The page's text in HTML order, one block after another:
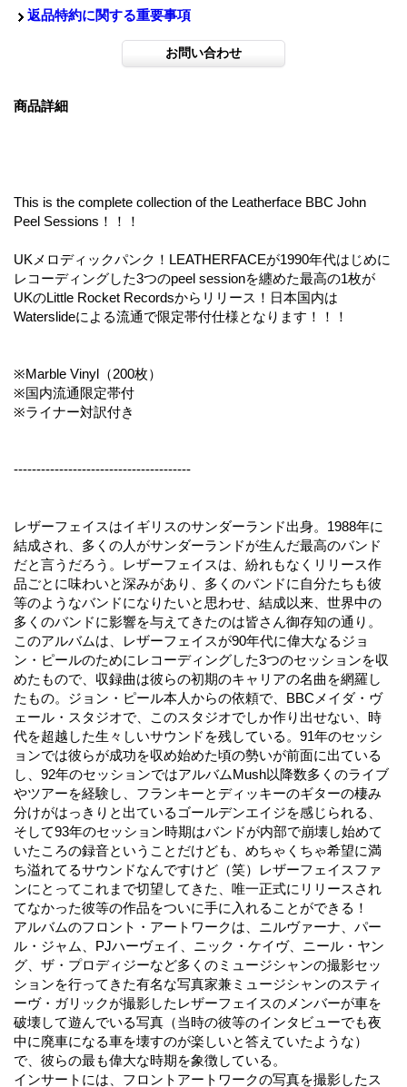
返品特約に関する重要事項
商品詳細
This is the complete collection of the Leatherface BBC John
Peel Sessions！！！
UKメロディックパンク！LEATHERFACEが1990年代はじめに
レコーディングした3つのpeel sessionを纏めた最高の1枚が
UKのLittle Rocket Recordsからリリース！日本国内は
Waterslideによる流通で限定帯付仕様となります！！！
※Marble Vinyl（200枚）
※国内流通限定帯付
※ライナー対訳付き
---------------------------------------
レザーフェイスはイギリスのサンダーランド出身。1988年に
結成され、多くの人がサンダーランドが生んだ最高のバンド
だと言うだろう。レザーフェイスは、紛れもなくリリース作
品ごとに味わいと深みがあり、多くのバンドに自分たちも彼
等のようなバンドになりたいと思わせ、結成以来、世界中の
多くのバンドに影響を与えてきたのは皆さん御存知の通り。
このアルバムは、レザーフェイスが90年代に偉大なるジョ
ン・ピールのためにレコーディングした3つのセッションを収
めたもので、収録曲は彼らの初期のキャリアの名曲を網羅し
たもの。ジョン・ピール本人からの依頼で、BBCメイダ・ヴ
ェール・スタジオで、このスタジオでしか作り出せない、時
代を超越した生々しいサウンドを残している。91年のセッシ
ョンでは彼らが成功を収め始めた頃の勢いが前面に出ている
し、92年のセッションではアルバムMush以降数多くのライブ
やツアーを経験し、フランキーとディッキーのギターの棲み
分けがはっきりと出ているゴールデンエイジを感じられる、
そして93年のセッション時期はバンドが内部で崩壊し始めて
いたころの録音ということだけども、めちゃくちゃ希望に満
ち溢れてるサウンドなんですけど（笑）レザーフェイスファ
ンにとってこれまで切望してきた、唯一正式にリリースされ
てなかった彼等の作品をついに手に入れることができる！
アルバムのフロント・アートワークは、ニルヴァーナ、パー
ル・ジャム、PJハーヴェイ、ニック・ケイヴ、ニール・ヤン
グ、ザ・プロディジーなど多くのミュージシャンの撮影セッ
ションを行ってきた有名な写真家兼ミュージシャンのスティ
ーヴ・ガリックが撮影したレザーフェイスのメンバーが車を
破壊して遊んでいる写真（当時の彼等のインタビューでも夜
中に廃車になる車を壊すのが楽しいと答えていたような）
で、彼らの最も偉大な時期を象徴している。
インサートには、フロントアートワークの写真を撮影したス